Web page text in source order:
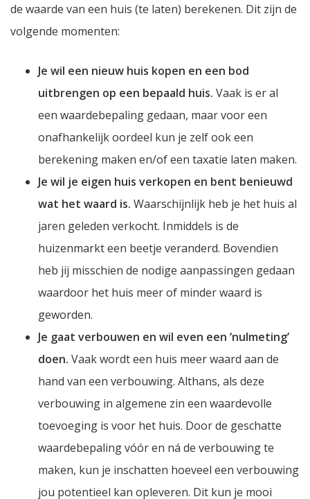
de waarde van een huis (te laten) berekenen. Dit zijn de
volgende momenten:
Je wil een nieuw huis kopen en een bod
uitbrengen op een bepaald huis. Vaak is er al
een waardebepaling gedaan, maar voor een
onafhankelijk oordeel kun je zelf ook een
berekening maken en/of een taxatie laten maken.
Je wil je eigen huis verkopen en bent benieuwd
wat het waard is. Waarschijnlijk heb je het huis al
jaren geleden verkocht. Inmiddels is de
huizenmarkt een beetje veranderd. Bovendien
heb jij misschien de nodige aanpassingen gedaan
waardoor het huis meer of minder waard is
geworden.
Je gaat verbouwen en wil even een ‘nulmeting’
doen. Vaak wordt een huis meer waard aan de
hand van een verbouwing. Althans, als deze
verbouwing in algemene zin een waardevolle
toevoeging is voor het huis. Door de geschatte
waardebepaling vóór en ná de verbouwing te
maken, kun je inschatten hoeveel een verbouwing
jou potentieel kan opleveren. Dit kun je mooi